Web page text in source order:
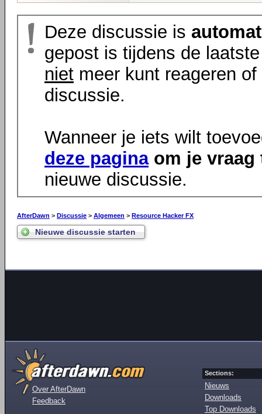
Deze discussie is
gepost is tijdens de
niet meer kunt reageren
discussie.
Wanneer je iets wilt
deze paginaom je vraag
nieuwe discussie.
AfterDawn > Discussie > Algemeen > Resource Hacker FX
Nieuwe discussie starten
Over AfterDawn
Feedback
Sections:
Nieuws
Downloads
Top Downloads